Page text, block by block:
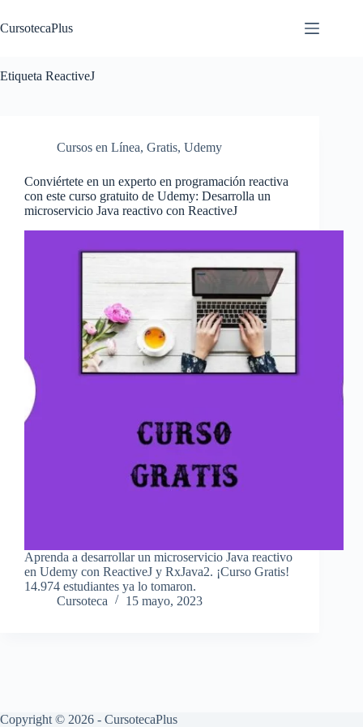
al
contenido
CursotecaPlus
Etiqueta ReactiveJ
Cursos en Línea, Gratis, Udemy
Conviértete en un experto en programación reactiva
con este curso gratuito de Udemy: Desarrolla un
microservicio Java reactivo con ReactiveJ
Aprenda a desarrollar un microservicio Java reactivo
en Udemy con ReactiveJ y RxJava2. ¡Curso Gratis!
14.974 estudiantes ya lo tomaron.
Cursoteca
15 mayo, 2023
Copyright © 2026 - CursotecaPlus